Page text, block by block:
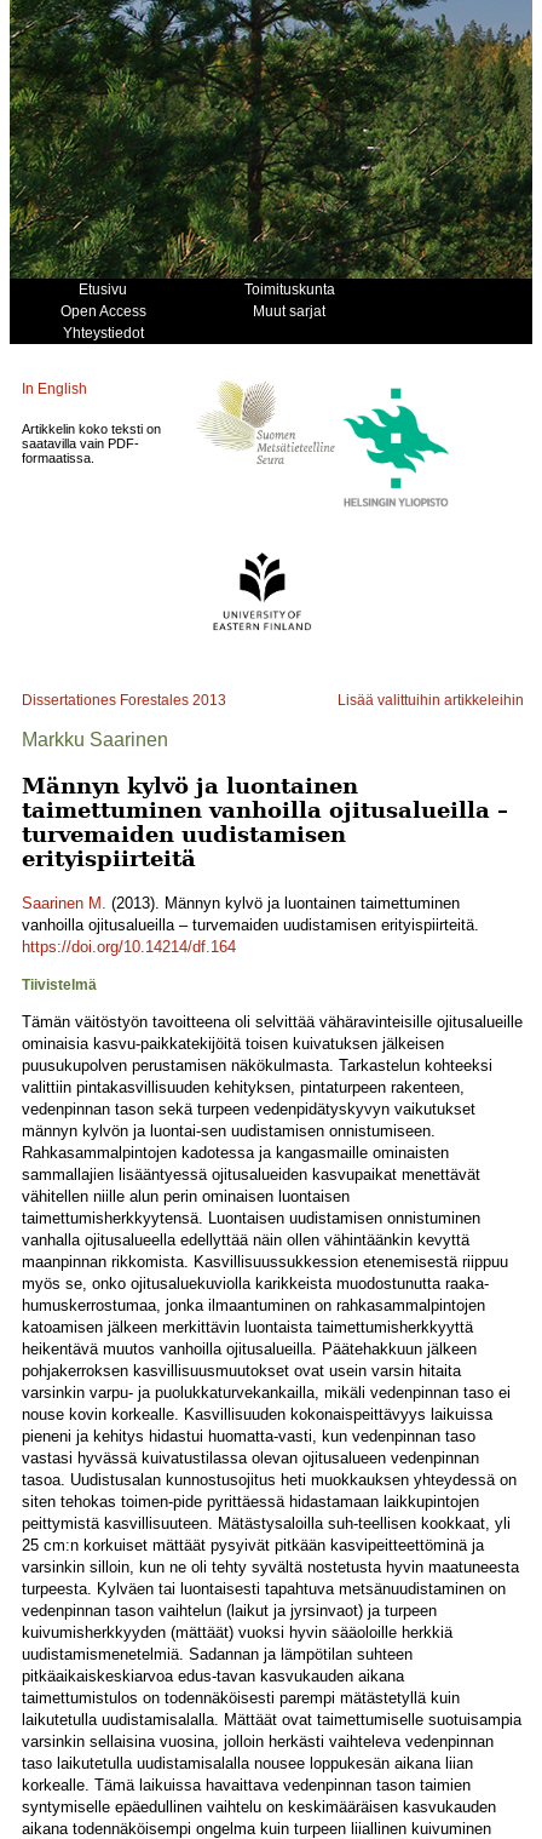
Etusivu
Toimituskunta
Open Access
Muut sarjat
Yhteystiedot
In English
Artikkelin koko teksti on
saatavilla vain PDF-
formaatissa.
Dissertationes Forestales 2013 Lisää valittuihin artikkeleihin
Markku Saarinen
Männyn kylvö ja luontainen
taimettuminen vanhoilla ojitusalueilla –
turvemaiden uudistamisen
erityispiirteitä
Saarinen M. (2013). Männyn kylvö ja luontainen taimettuminen
vanhoilla ojitusalueilla – turvemaiden uudistamisen erityispiirteitä.
https://doi.org/10.14214/df.164
Tiivistelmä
Tämän väitöstyön tavoitteena oli selvittää vähäravinteisille ojitusalueille
ominaisia kasvu-paikkatekijöitä toisen kuivatuksen jälkeisen
puusukupolven perustamisen näkökulmasta. Tarkastelun kohteeksi
valittiin pintakasvillisuuden kehityksen, pintaturpeen rakenteen,
vedenpinnan tason sekä turpeen vedenpidätyskyvyn vaikutukset
männyn kylvön ja luontai-sen uudistamisen onnistumiseen.
Rahkasammalpintojen kadotessa ja kangasmaille ominaisten
sammallajien lisääntyessä ojitusalueiden kasvupaikat menettävät
vähitellen niille alun perin ominaisen luontaisen
taimettumisherkkyytensä. Luontaisen uudistamisen onnistuminen
vanhalla ojitusalueella edellyttää näin ollen vähintäänkin kevyttä
maanpinnan rikkomista. Kasvillisuussukkession etenemisestä riippuu
myös se, onko ojitusaluekuviolla karikkeista muodostunutta raaka-
humuskerrostumaa, jonka ilmaantuminen on rahkasammalpintojen
katoamisen jälkeen merkittävin luontaista taimettumisherkkyyttä
heikentävä muutos vanhoilla ojitusalueilla. Päätehakkuun jälkeen
pohjakerroksen kasvillisuusmuutokset ovat usein varsin hitaita
varsinkin varpu- ja puolukkaturvekankailla, mikäli vedenpinnan taso ei
nouse kovin korkealle. Kasvillisuuden kokonaispeittävyys laikuissa
pieneni ja kehitys hidastui huomatta-vasti, kun vedenpinnan taso
vastasi hyvässä kuivatustilassa olevan ojitusalueen vedenpinnan
tasoa. Uudistusalan kunnostusojitus heti muokkauksen yhteydessä on
siten tehokas toimen-pide pyrittäessä hidastamaan laikkupintojen
peittymistä kasvillisuuteen. Mätästysaloilla suh-teellisen kookkaat, yli
25 cm:n korkuiset mättäät pysyivät pitkään kasvipeitteettöminä ja
varsinkin silloin, kun ne oli tehty syvältä nostetusta hyvin maatuneesta
turpeesta. Kylväen tai luontaisesti tapahtuva metsänuudistaminen on
vedenpinnan tason vaihtelun (laikut ja jyrsinvaot) ja turpeen
kuivumisherkkyyden (mättäät) vuoksi hyvin sääoloille herkkiä
uudistamismenetelmiä. Sadannan ja lämpötilan suhteen
pitkäaikaiskeskiarvoa edus-tavan kasvukauden aikana
taimettumistulos on todennäköisesti parempi mätästetyllä kuin
laikutetulla uudistamisalalla. Mättäät ovat taimettumiselle suotuisampia
varsinkin sellaisina vuosina, jolloin herkästi vaihteleva vedenpinnan
taso laikutetulla uudistamisalalla nousee loppukesän aikana liian
korkealle. Tämä laikuissa havaittava vedenpinnan tason taimien
syntymiselle epäedullinen vaihtelu on keskimääräisen kasvukauden
aikana todennäköisempi ongelma kuin turpeen liiallinen kuivuminen